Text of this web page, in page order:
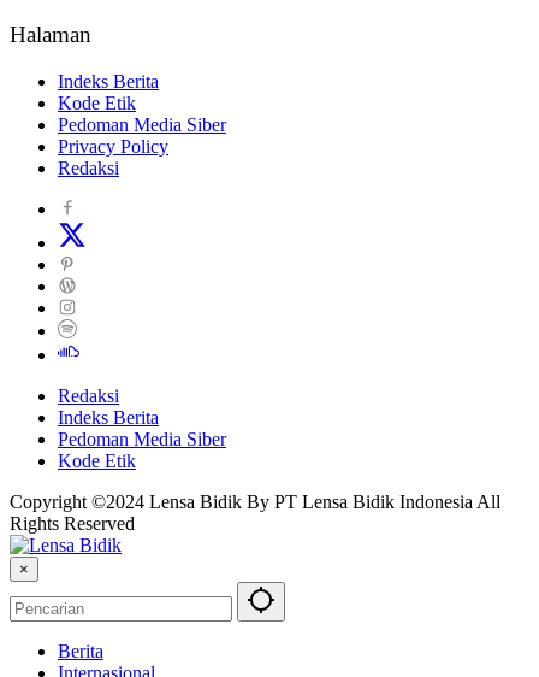
Halaman
Indeks Berita
Kode Etik
Pedoman Media Siber
Privacy Policy
Redaksi
Redaksi
Indeks Berita
Pedoman Media Siber
Kode Etik
Copyright ©2024 Lensa Bidik By PT Lensa Bidik Indonesia All
Rights Reserved
×
Berita
Internasional